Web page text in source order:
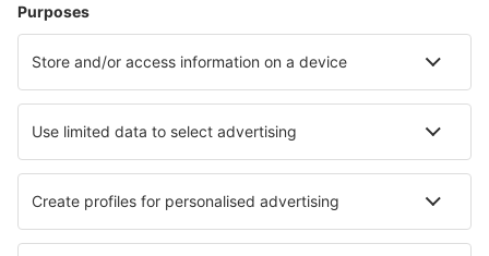
Vuelo+Hotel
Hoteles
Traslados
Atracciones
Eventos deportivos
Aprende más
Mejor Precio Garantizado